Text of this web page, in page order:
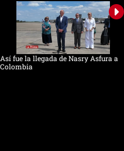
Así fue la llegada de Nasry Asfura a
Colombia